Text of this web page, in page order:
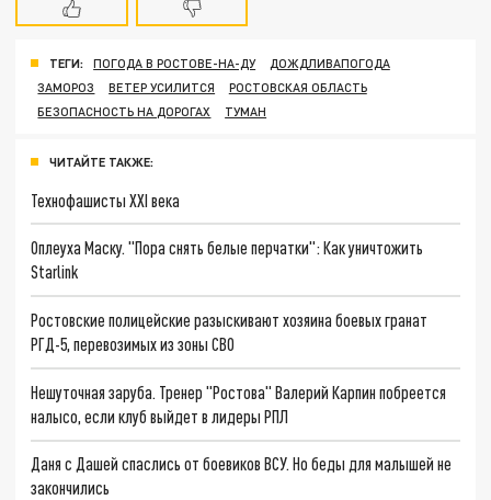
ТЕГИ: ПОГОДА В РОСТОВЕ-НА-ДУ
ДОЖДЛИВАПОГОДА
ЗАМОРОЗ
ВЕТЕР УСИЛИТСЯ
РОСТОВСКАЯ ОБЛАСТЬ
БЕЗОПАСНОСТЬ НА ДОРОГАХ
ТУМАН
ЧИТАЙТЕ ТАКЖЕ:
Технофашисты XXI века
Оплеуха Маску. "Пора снять белые перчатки": Как уничтожить
Starlink
Ростовские полицейские разыскивают хозяина боевых гранат
РГД-5, перевозимых из зоны СВО
Нешуточная заруба. Тренер "Ростова" Валерий Карпин побреется
налысо, если клуб выйдет в лидеры РПЛ
Даня с Дашей спаслись от боевиков ВСУ. Но беды для малышей не
закончились